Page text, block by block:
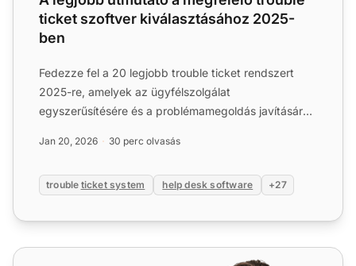
ticket szoftver kiválasztásához 2025-
ben
Fedezze fel a 20 legjobb trouble ticket rendszert
2025-re, amelyek az ügyfélszolgálat
egyszerűsítésére és a problémamegoldás javítására
Jan 20, 2026 30 perc olvasás
trouble ticket system help desk software +27
Jegykezelő rendszer funkciói